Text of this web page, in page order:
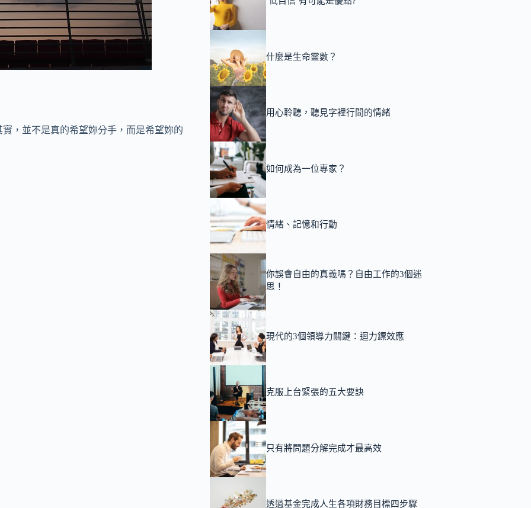
，並不是真的希望妳分手，而是希望妳的
什麼是生命靈數？
用心聆聽，聽見字裡行間的情緒
如何成為一位專家？
情緒、記憶和行動
你誤會自由的真義嗎？自由工作的3個迷
思！
現代的3個領導力關鍵：迴力鏢效應
克服上台緊張的五大要訣
只有將問題分解完成才最高效
透過基金完成人生各項財務目標四步驟